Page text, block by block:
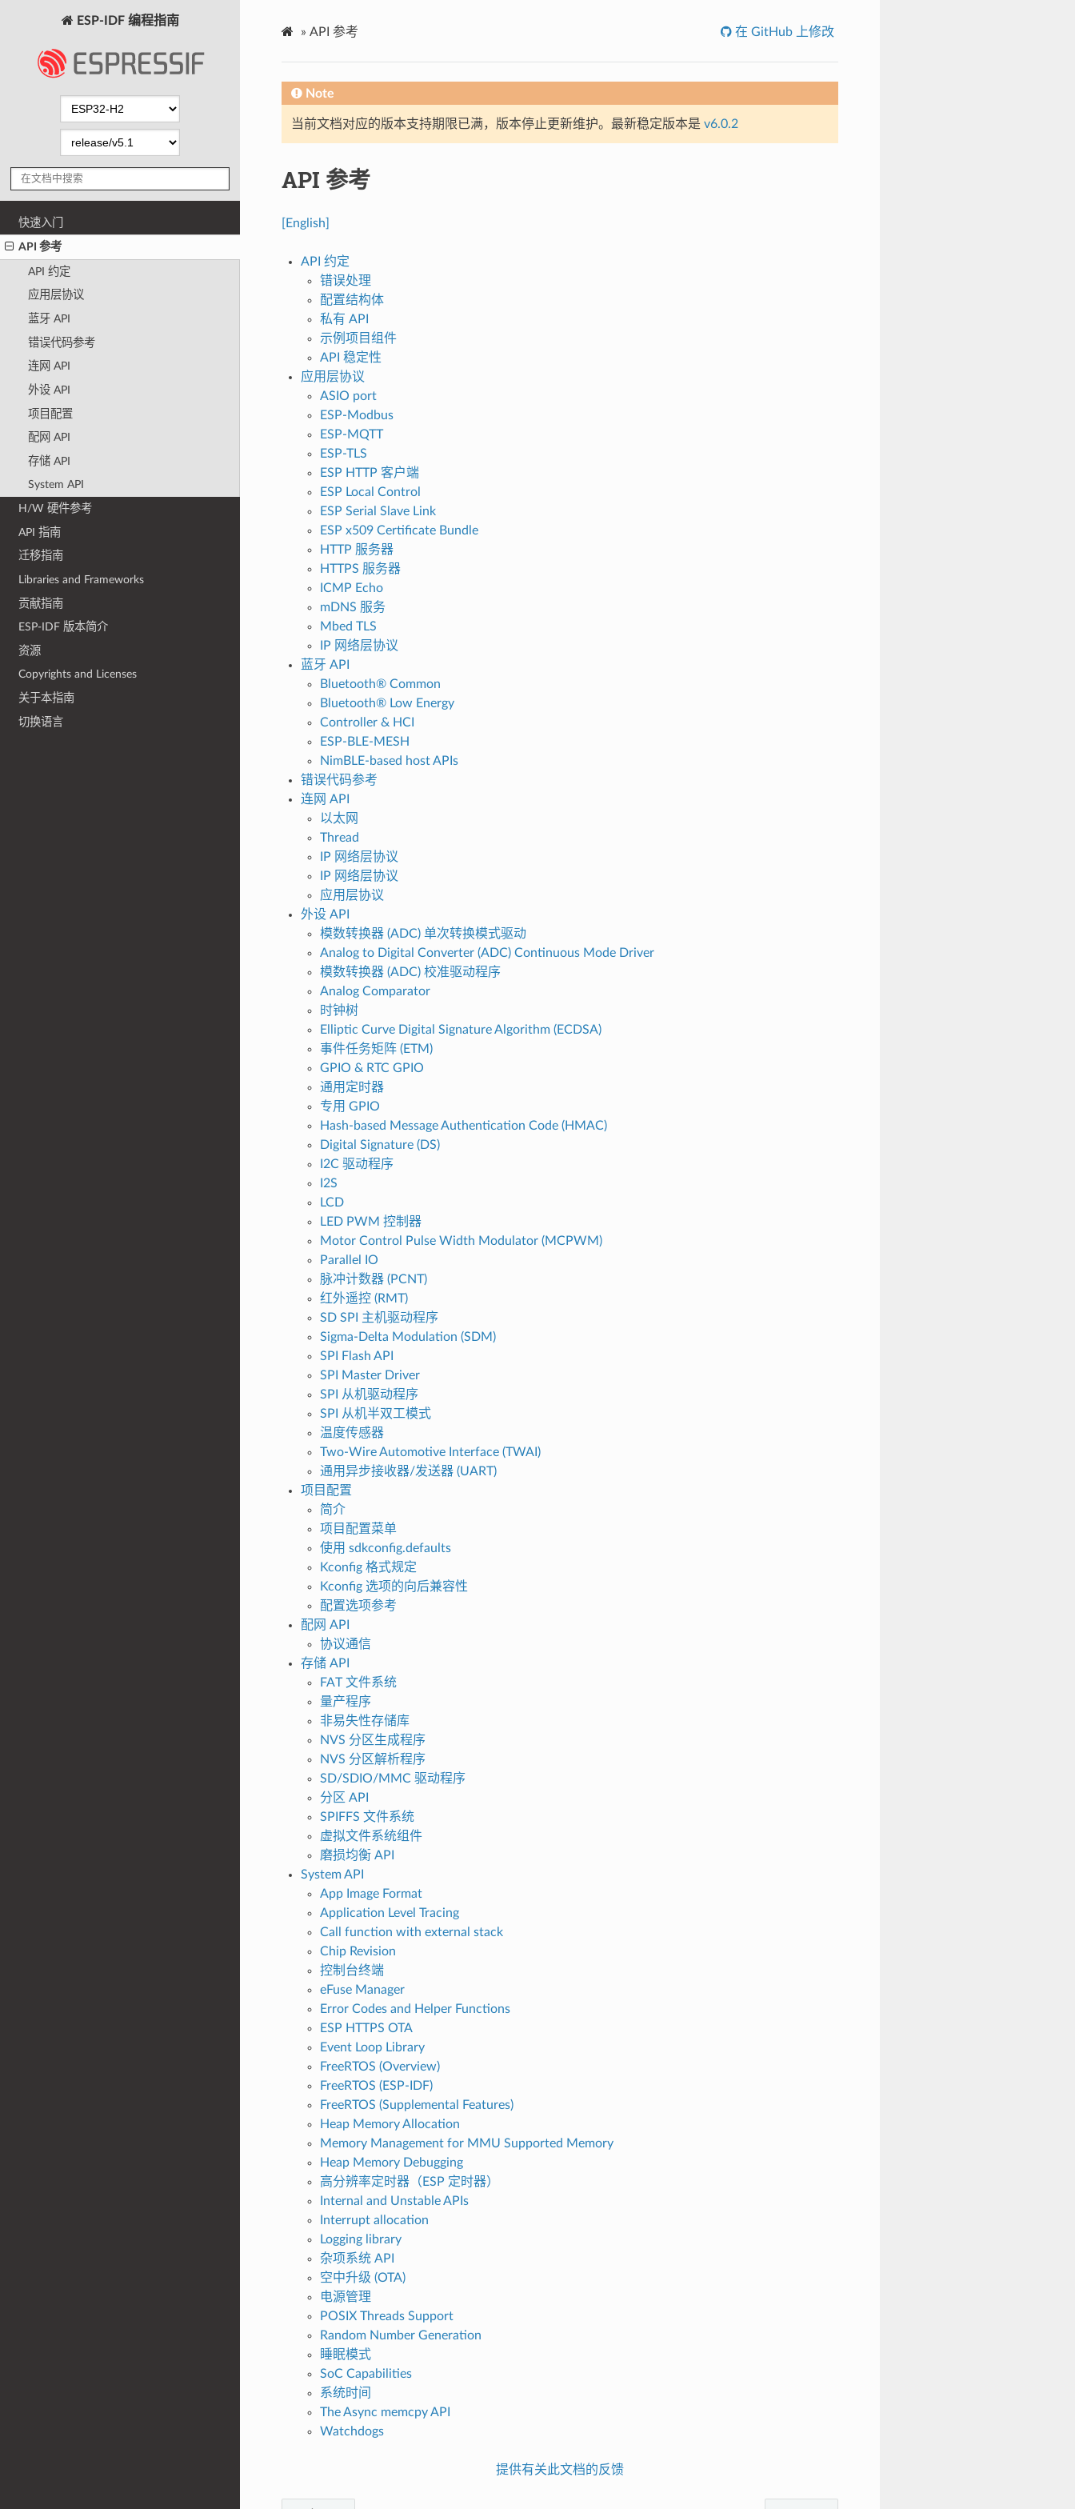
ESP-IDF 编程指南
快速入门
API 参考
API 约定
应用层协议
蓝牙 API
错误代码参考
连网 API
外设 API
项目配置
配网 API
存储 API
System API
H/W 硬件参考
API 指南
迁移指南
Libraries and Frameworks
贡献指南
ESP-IDF 版本简介
资源
Copyrights and Licenses
关于本指南
切换语言
» API 参考 在 GitHub 上修改
Note
当前文档对应的版本支持期限已满，版本停止更新维护。最新稳定版本是 v6.0.2
API 参考
[English]
API 约定
错误处理
配置结构体
私有 API
示例项目组件
API 稳定性
应用层协议
ASIO port
ESP-Modbus
ESP-MQTT
ESP-TLS
ESP HTTP 客户端
ESP Local Control
ESP Serial Slave Link
ESP x509 Certificate Bundle
HTTP 服务器
HTTPS 服务器
ICMP Echo
mDNS 服务
Mbed TLS
IP 网络层协议
蓝牙 API
Bluetooth® Common
Bluetooth® Low Energy
Controller & HCI
ESP-BLE-MESH
NimBLE-based host APIs
错误代码参考
连网 API
以太网
Thread
IP 网络层协议
IP 网络层协议
应用层协议
外设 API
模数转换器 (ADC) 单次转换模式驱动
Analog to Digital Converter (ADC) Continuous Mode Driver
模数转换器 (ADC) 校准驱动程序
Analog Comparator
时钟树
Elliptic Curve Digital Signature Algorithm (ECDSA)
事件任务矩阵 (ETM)
GPIO & RTC GPIO
通用定时器
专用 GPIO
Hash-based Message Authentication Code (HMAC)
Digital Signature (DS)
I2C 驱动程序
I2S
LCD
LED PWM 控制器
Motor Control Pulse Width Modulator (MCPWM)
Parallel IO
脉冲计数器 (PCNT)
红外遥控 (RMT)
SD SPI 主机驱动程序
Sigma-Delta Modulation (SDM)
SPI Flash API
SPI Master Driver
SPI 从机驱动程序
SPI 从机半双工模式
温度传感器
Two-Wire Automotive Interface (TWAI)
通用异步接收器/发送器 (UART)
项目配置
简介
项目配置菜单
使用 sdkconfig.defaults
Kconfig 格式规定
Kconfig 选项的向后兼容性
配置选项参考
配网 API
协议通信
存储 API
FAT 文件系统
量产程序
非易失性存储库
NVS 分区生成程序
NVS 分区解析程序
SD/SDIO/MMC 驱动程序
分区 API
SPIFFS 文件系统
虚拟文件系统组件
磨损均衡 API
System API
App Image Format
Application Level Tracing
Call function with external stack
Chip Revision
控制台终端
eFuse Manager
Error Codes and Helper Functions
ESP HTTPS OTA
Event Loop Library
FreeRTOS (Overview)
FreeRTOS (ESP-IDF)
FreeRTOS (Supplemental Features)
Heap Memory Allocation
Memory Management for MMU Supported Memory
Heap Memory Debugging
高分辨率定时器（ESP 定时器）
Internal and Unstable APIs
Interrupt allocation
Logging library
杂项系统 API
空中升级 (OTA)
电源管理
POSIX Threads Support
Random Number Generation
睡眠模式
SoC Capabilities
系统时间
The Async memcpy API
Watchdogs
提供有关此文档的反馈